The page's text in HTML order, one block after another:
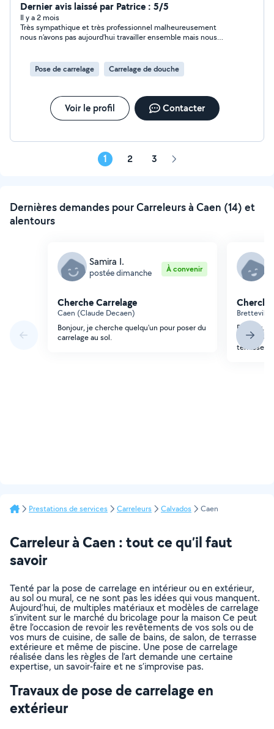
salle de bain, crédence, etc. Travail propre, soigné et
rapide. Disponible rapidement sur Caen et alentours.
Devis gratuit. Contact
Dernier avis laissé par Patrice : 5/5
Il y a 2 mois
Très sympathique et très professionnel malheureusement
nous n’avons pas aujourd’hui travailler ensemble mais nous
Pose de carrelage
Carrelage de douche
Voir le profil Contacter
1 2 3 Page
Dernières demandes pour Carreleurs à Caen (14) et
alentours
Samira I.
postée dimanche À convenir
Cherche Carrelage
Caen (Claude Decaen)
Bonjour, je cherche quelqu'un pour poser du
carrelage au sol.
Bonjour,
enlever
terrasse.
Prestations de services Carreleurs Calvados Caen
Carreleur à Caen : tout ce qu’il faut
savoir
Tenté par la pose de carrelage en intérieur ou en extérieur,
au sol ou mural, ce ne sont pas les idées qui vous manquent.
Aujourd’hui, de multiples matériaux et modèles de carrelage
s’invitent sur le marché du bricolage pour la maison Ce peut
être l’occasion de revoir les revêtements de vos sols ou de
vos murs de cuisine, de salle de bains, de salon, de terrasse
extérieure et même de piscine. Une pose de carrelage
réalisée dans les règles de l’art demande une certaine
expertise, un savoir-faire et ne s’improvise pas.
Travaux de pose de carrelage en
extérieur